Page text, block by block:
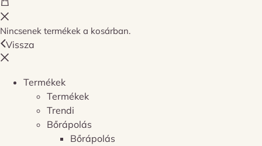
Nincsenek termékek a kosárban.
Vissza
Termékek
Termékek
Trendi
Bőrápolás
Bőrápolás